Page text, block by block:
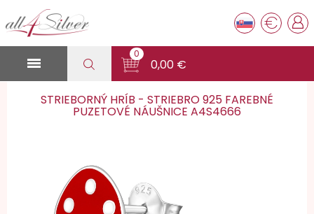
€

0
0,00 €
STRIEBORNÝ HRÍB - STRIEBRO 925 FAREBNÉ
PUZETOVÉ NÁUŠNICE A4S4666